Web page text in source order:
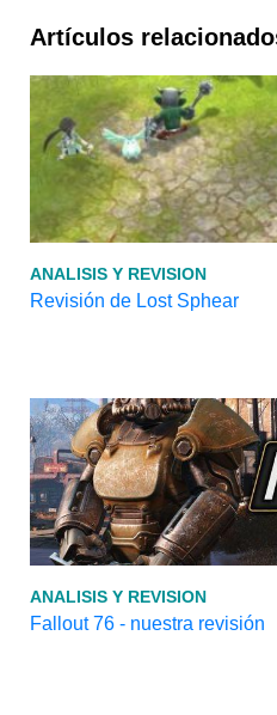
Artículos
ANALISIS Y REVISION
Revisión de Lost Sphear
ANALISIS Y REVISION
Fallout 76 - nuestra revisión